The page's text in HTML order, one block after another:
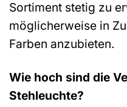
Sortiment stetig zu
möglicherweise in
Farben anzubieten.
Wie hoch sind die
Stehleuchte?